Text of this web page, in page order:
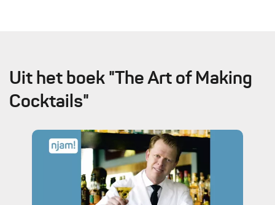
Uit het boek "The Art of Making
Cocktails"